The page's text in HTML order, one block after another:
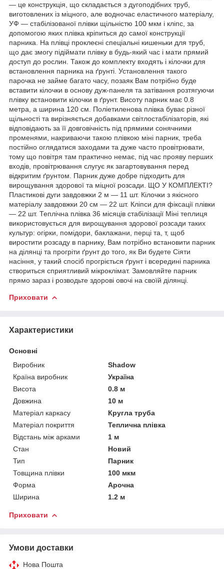
— це конструкція, що складається з дугоподібних труб,
виготовлених із міцного, але водночас еластичного матеріалу,
УФ — стабілізованої плівки щільністю 100 мкм і кліпс, за
допомогою яких плівка кріпиться до самої конструкції
парника. На плівці проклеєні спеціальні кишеньки для труб,
що дає змогу підіймати плівку в будь-який час і мати прямий
доступ до рослин. Також до комплекту входять і кілочки для
встановлення парника на ґрунті. Установлення такого
парочка не займе багато часу, позаяк Вам потрібно буде
вставити кілочки в основу дуж-панеля та затівання розтягуючи
плівку встановити кілочки в ґрунт. Висоту парник має 0.8
метра, а ширина 120 см. Поліетиленова плівка буває різної
щільності та вирізняється добавками світлостабілізаторів, які
відповідають за її довговічність під прямими сонячними
променями, накриваючи такою плівкою міні парник, треба
постійно оглядатися заходами та дуже часто провітрювати,
тому що повітря там практично немає, під час прояву перших
входів, провітрювання слугує як загартовування перед
відкритим ґрунтом. Парник дуже добре підходить для
вирощування здорової та міцної розсади. ЩО У КОМПЛЕКТІ?
Пластикові дуги завдовжки 2 м — 11 шт. Кілочки з якісного
матеріалу завдовжки 20 см — 22 шт. Кліпси для фіксації плівки
— 22 шт. Теплічна плівка 36 місяців стабілізації Міні теплиця
використовується для вирощування здорової розсади таких
культур: огірки, помідори, баклажани, перці та, т, щоб
виростити розсаду в парнику, Вам потрібно встановити парник
на ділянці та прогріти ґрунт до того, як Ви будете Сіяти
насіння, у такий спосіб прогріється ґрунт і всередині парника
створиться сприятливий мікроклімат. Замовляйте парник
прямо зараз і розводьте здорові овочі на своїй ділянці.
Приховати
Характеристики
Основні
Виробник
Shadow
Країна виробник
Україна
Висота
0.8 м
Довжина
10 м
Матеріал каркасу
Кругла труба
Матеріал покриття
Теплична плівка
Відстань між арками
1 м
Стан
Новий
Тип
Парник
Товщина плівки
100 мкм
Форма
Арочна
Ширина
1.2 м
Приховати
Умови доставки
Нова Пошта